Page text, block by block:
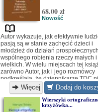
68.00 zł
Nowość
Autor wykazuje, jak efektywnie
pasją są w stanie zachęcić dzieci i
młodzież do działań
wspólnego robienia rzeczy małych i
wielkich. W wielu miejscach tej
zarówno Autor, jak i jego rozmówcy
podkreślają, że dziennikarze TDC
mówili do dzieci, lecz rozmawiali z
dziećmi... [...]
Więcej Dodaj do
Wierszyki
krzyżówka...